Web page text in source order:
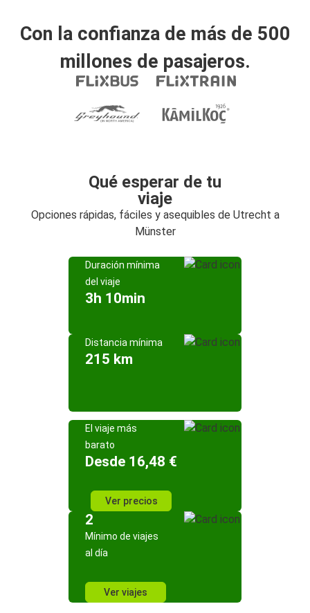
Con la confianza de más de 500
millones de pasajeros.
Qué esperar de tu
viaje
Opciones rápidas, fáciles y asequibles de Utrecht a
Münster
Duración mínima
del viaje
3h 10min
Distancia mínima
215 km
El viaje más
barato
Desde 16,48 €
Ver precios
2
Mínimo de viajes
al día
Ver viajes